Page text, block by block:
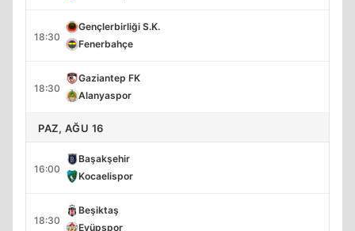
18:30
Gençlerbirliği S.K.
Fenerbahçe
18:30
Gaziantep FK
Alanyaspor
PAZ, AĞU 16
16:00
Başakşehir
Kocaelispor
18:30
Beşiktaş
Eyüpspor